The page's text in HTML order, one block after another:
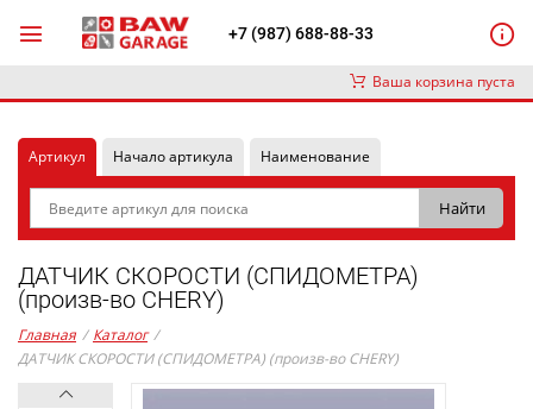
+7 (987) 688-88-33
Ваша корзина пуста
Артикул Начало артикула Наименование
ДАТЧИК СКОРОСТИ (СПИДОМЕТРА)
(произв-во CHERY)
Главная / Каталог /
ДАТЧИК СКОРОСТИ (СПИДОМЕТРА) (произв-во CHERY)